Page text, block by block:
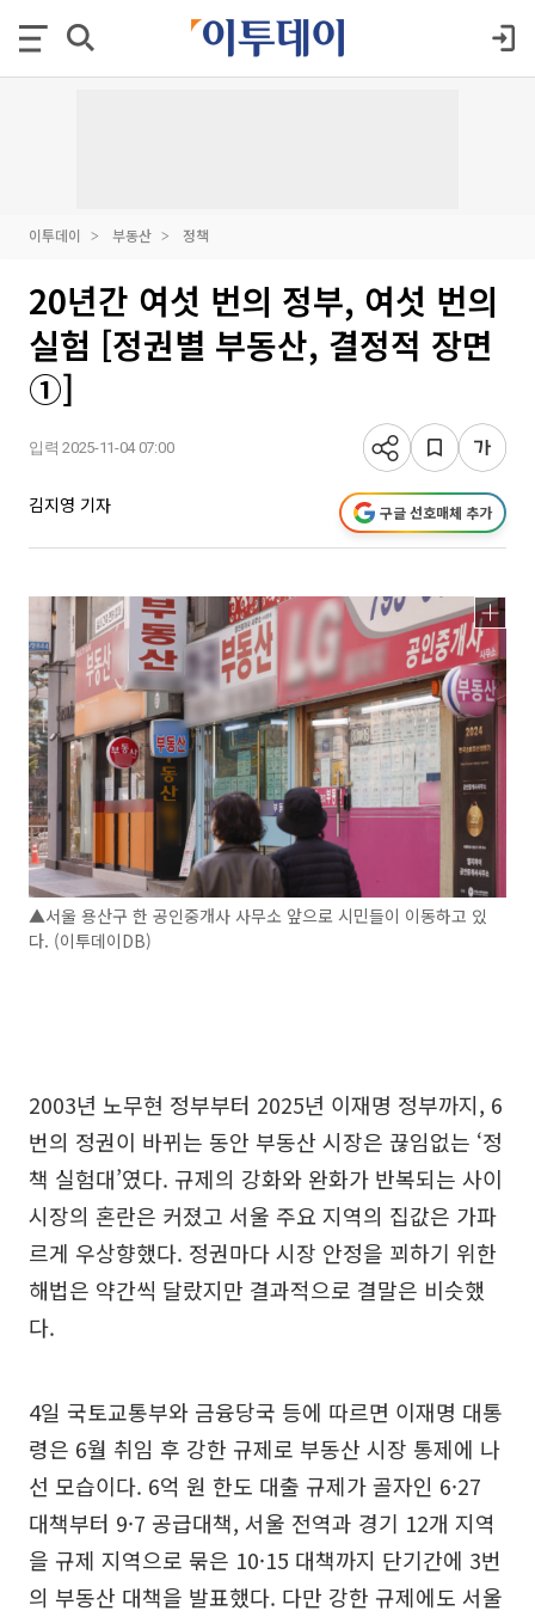
이투데이 부동산 정책
20년간 여섯 번의 정부, 여섯 번의
실험 [정권별 부동산, 결정적 장면
①]
입력 2025-11-04 07:00
김지영 기자 구글 선호매체 추가
▲서울 용산구 한 공인중개사 사무소 앞으로 시민들이 이동하고 있
다. (이투데이DB)
2003년 노무현 정부부터 2025년 이재명 정부까지, 6
번의 정권이 바뀌는 동안 부동산 시장은 끊임없는 ‘정
책 실험대’였다. 규제의 강화와 완화가 반복되는 사이
시장의 혼란은 커졌고 서울 주요 지역의 집값은 가파
르게 우상향했다. 정권마다 시장 안정을 꾀하기 위한
해법은 약간씩 달랐지만 결과적으로 결말은 비슷했
다.
4일 국토교통부와 금융당국 등에 따르면 이재명 대통
령은 6월 취임 후 강한 규제로 부동산 시장 통제에 나
선 모습이다. 6억 원 한도 대출 규제가 골자인 6·27
대책부터 9·7 공급대책, 서울 전역과 경기 12개 지역
을 규제 지역으로 묶은 10·15 대책까지 단기간에 3번
의 부동산 대책을 발표했다. 다만 강한 규제에도 서울